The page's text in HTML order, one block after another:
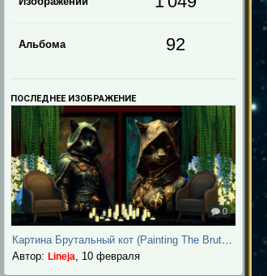
Альбома 92
ПОСЛЕДНЕЕ ИЗОБРАЖЕНИЕ
0
Автор: Lineja 10 февраля